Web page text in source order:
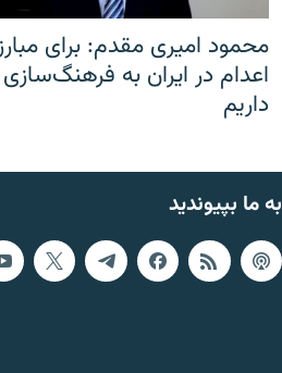
محمود امیری مقدم: برای
اعدام در ایران به فرهنگ‌سازی
داریم
به ما بپیوندید